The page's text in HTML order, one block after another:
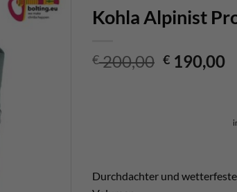
Kohla Alpinist
€200,00 € 190,00
Durchdachter und